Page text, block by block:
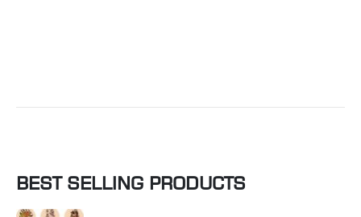
BEST SELLING PRODUCTS